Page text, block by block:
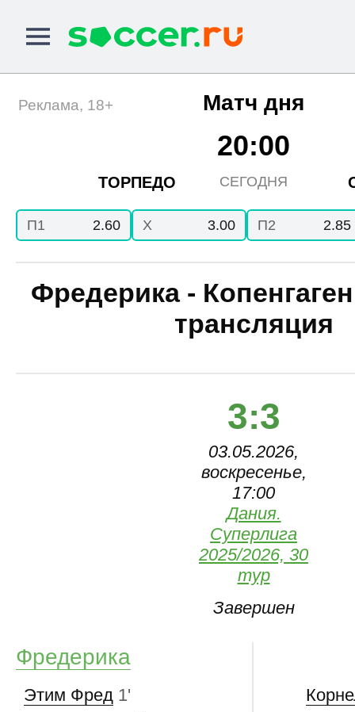
Матч дня
ТОРПЕДО
20:00
СЕГОДНЯ
Реклама, 18+
П1 2.60 X 3.00 П2 2.85
Фредерика -
трансляция
3:3
03.05.2026,
воскресенье,
17:00
Дания.
Суперлига
2025/2026, 30
тур
Завершен
Фредерика
Этим Фред 1'